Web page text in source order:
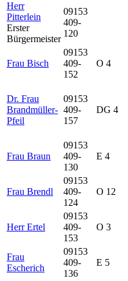
Herr
Pitterlein
Erster
Bürgermeister
09153
409-
120
Frau Bisch
09153
409-
152
O 4
Dr. Frau
Brandmüller-
Pfeil
09153
409-
157
DG 4
Frau Braun
09153
409-
130
E 4
Frau Brendl
09153
409-
124
O 12
Herr Ertel
09153
409-
153
O 3
Frau
Escherich
09153
409-
136
E 5